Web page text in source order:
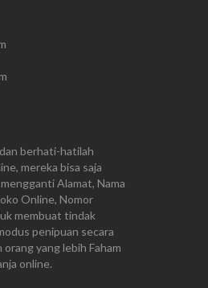
berhati-hatilah
mereka bisa saja
Alamat, Nama
Online, Nomor
membuat tindak
penipuan secara
orang yang lebih Faham
online.